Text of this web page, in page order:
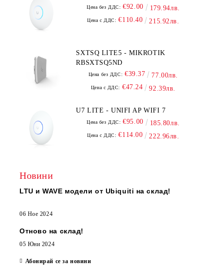
Цена без ДДС: €92.00 179.94лв.
Цена с ДДС: €110.40 215.92лв.
SXTSQ LITE5 - MIKROTIK
RBSXTSQ5ND
Цена без ДДС: €39.37 77.00лв.
Цена с ДДС: €47.24 92.39лв.
U7 LITE - UNIFI AP WIFI 7
Цена без ДДС: €95.00 185.80лв.
Цена с ДДС: €114.00 222.96лв.
Новини
LTU и WAVE модели от Ubiquiti на склад!
06 Ное 2024
Отново на склад!
05 Юни 2024
Абонирай се за новини